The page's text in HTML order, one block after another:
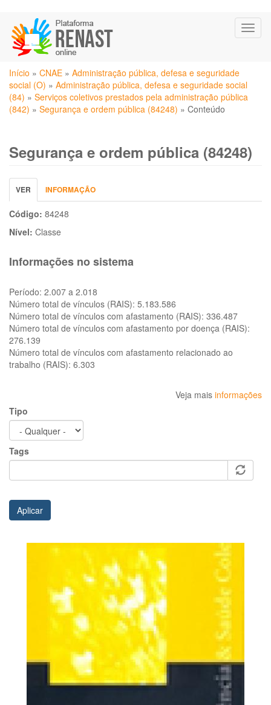
para
conteúdo
principal
Você
está
aqui
Início » CNAE » Administração pública, defesa e seguridade
social (O) » Administração pública, defesa e seguridade social
(84) » Serviços coletivos prestados pela administração pública
(842) » Segurança e ordem pública (84248) » Conteúdo
Segurança e ordem pública (84248)
Abas
primárias
VER (ABA
ATIVA)
INFORMAÇÃO
Código: 84248
Nível: Classe
Informações no sistema
Período: 2.007 a 2.018
Número total de vínculos (RAIS): 5.183.586
Número total de vínculos com afastamento (RAIS): 336.487
Número total de vínculos com afastamento por doença (RAIS):
276.139
Número total de vínculos com afastamento relacionado ao
trabalho (RAIS): 6.303
Veja mais informações
Tipo
Tags
Aplicar